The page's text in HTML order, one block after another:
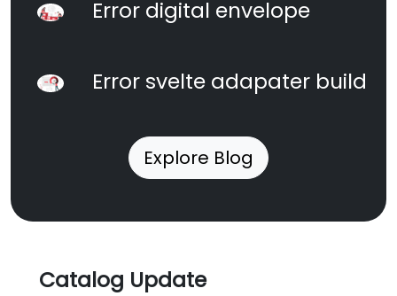
Error digital envelope
Error svelte adapater build
Explore Blog
Catalog Update